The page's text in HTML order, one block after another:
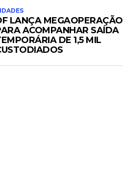
LANÇA MEGAOPERAÇÃO
ACOMPANHAR SAÍDA
DE 1,5 MIL